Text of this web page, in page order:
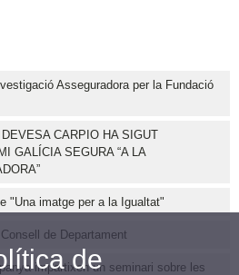
Asseguradora per la Fundació
CARPIO HA SIGUT
GALÍCIA SEGURA “A LA
"Una imatge per a la Igualtat"
de Departament
impartixen un seminari sobre les
de